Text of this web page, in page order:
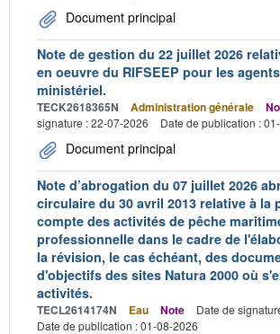
Document principal
Note de gestion du 22 juillet 2026
en oeuvre du RIFSEEP pour les
ministériel.
TECK2618365N Administration générale
signature : 22-07-2026
Date de publication :
Document principal
Note d’abrogation du 07 juillet 2026
circulaire du 30 avril 2013 relative à la
compte des activités de pêche
professionnelle dans le cadre de
la révision, le cas échéant, des
d'objectifs des sites Natura 2000 où
activités.
TECL2614174N Eau Note
Date de
Date de publication : 01-08-2026